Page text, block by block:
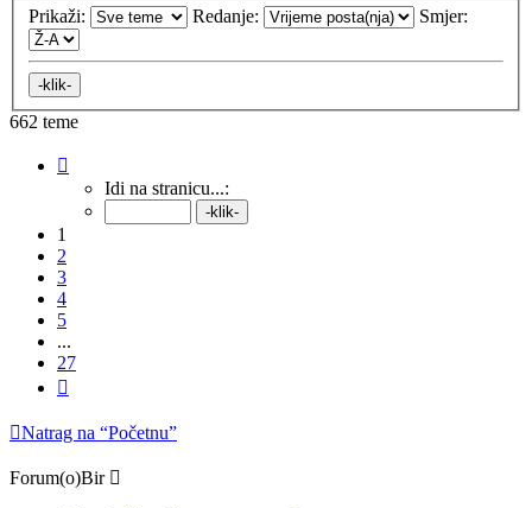
Prikaži: Redanje: Smjer:
662 teme
27 .Idi na stranicu...:
1
2
3
4
5
...
27
Natrag na “Početnu”
Forum(o)Bir